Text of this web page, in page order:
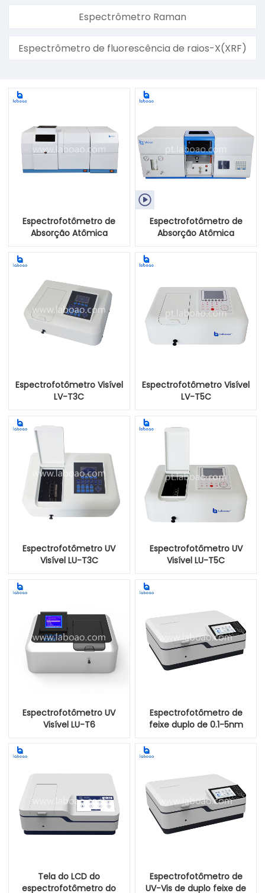
Espectrômetro Raman
Espectrômetro de fluorescência de raios-X(XRF)
Espectrofotômetro de
Absorção Atômica
Totalmente Automático

Espectrofotômetro de
Absorção Atômica
Espectrofotômetro Visível
LV-T3C
Espectrofotômetro Visível
LV-T5C
Espectrofotômetro UV
Visível LU-T3C
Espectrofotômetro UV
Visível LU-T5C
Espectrofotômetro UV
Visível LU-T6
Espectrofotômetro de
feixe duplo de 0.1-5nm
UV-Vis com receptor
Tela do LCD do
espectrofotômetro do
Espectrofotômetro de
UV-Vis de duplo feixe de